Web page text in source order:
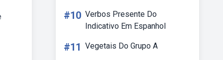
#10 Verbos Presente Do
Indicativo Em Espanhol
#11 Vegetais Do Grupo A